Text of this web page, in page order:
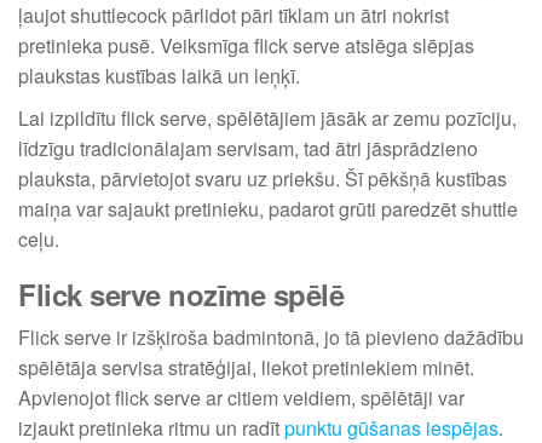
ļaujot shuttlecock pārlidot pāri tīklam un ātri nokrist
pretinieka pusē. Veiksmīga flick serve atslēga slēpjas
plaukstas kustības laikā un leņķī.
Lai izpildītu flick serve, spēlētājiem jāsāk ar zemu pozīciju,
līdzīgu tradicionālajam servisam, tad ātri jāsprādzieno
plauksta, pārvietojot svaru uz priekšu. Šī pēkšņā kustības
maiņa var sajaukt pretinieku, padarot grūti paredzēt shuttle
ceļu.
Flick serve nozīme spēlē
Flick serve ir izšķiroša badmintonā, jo tā pievieno dažādību
spēlētāja servisa stratēģijai, liekot pretiniekiem minēt.
Apvienojot flick serve ar citiem veidiem, spēlētāji var
izjaukt pretinieka ritmu un radītpunktu gūšanas iespējas.